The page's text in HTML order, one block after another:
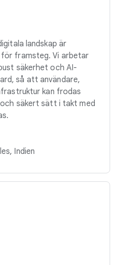
landskap är
framsteg. Vi arbetar
säkerhet och AI-
så att användare,
kan frodas
säkert sätt i takt med
Indien